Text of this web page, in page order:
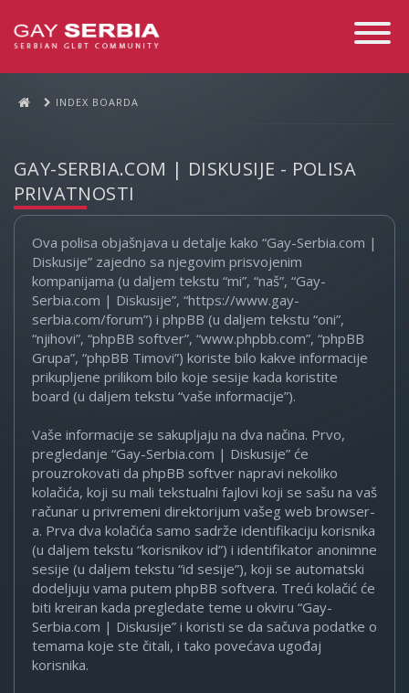
Toggle
INDEX BOARDA
GAY-SERBIA.COM | DISKUSIJE - POLISA
PRIVATNOSTI
Ova polisa objašnjava u detalje kako “Gay-Serbia.com |
Diskusije” zajedno sa njegovim prisvojenim
kompanijama (u daljem tekstu “mi”, “naš”, “Gay-
Serbia.com | Diskusije”, “https://www.gay-
serbia.com/forum”) i phpBB (u daljem tekstu “oni”,
“njihovi”, “phpBB softver”, “www.phpbb.com”, “phpBB
Grupa”, “phpBB Timovi”) koriste bilo kakve informacije
prikupljene prilikom bilo koje sesije kada koristite
board (u daljem tekstu “vaše informacije”).
Vaše informacije se sakupljaju na dva načina. Prvo,
pregledanje “Gay-Serbia.com | Diskusije” će
prouzrokovati da phpBB softver napravi nekoliko
kolačića, koji su mali tekstualni fajlovi koji se sašu na vaš
računar u privremeni direktorijum vašeg web browser-
a. Prva dva kolačića samo sadrže identifikaciju korisnika
(u daljem tekstu “korisnikov id”) i identifikator anonimne
sesije (u daljem tekstu “id sesije”), koji se automatski
dodeljuju vama putem phpBB softvera. Treći kolačić će
biti kreiran kada pregledate teme u okviru “Gay-
Serbia.com | Diskusije” i koristi se da sačuva podatke o
temama koje ste čitali, i tako povećava ugođaj
korisnika.